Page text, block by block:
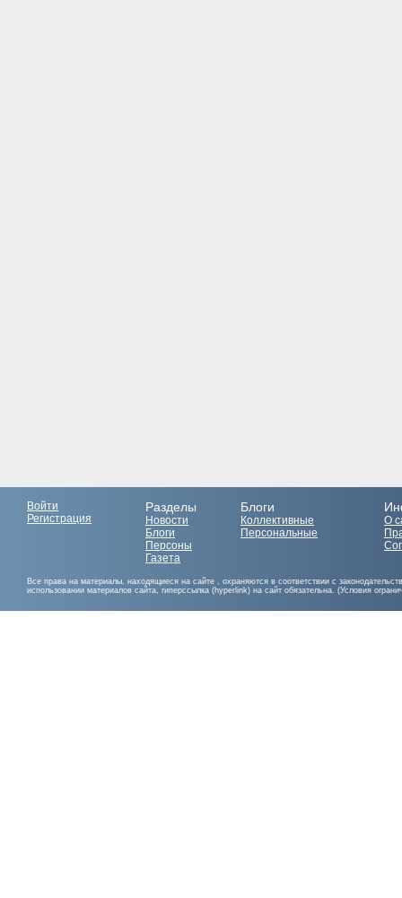
Войти
Регистрация
Разделы
Новости
Блоги
Персоны
Газета
Блоги
Коллективные
Персональные
О
Все права на материалы, находящиеся на сайте , охраняются в соответствии с
использовании материалов сайта, гиперссылка (hyperlink) на сайт обязательна. (Условия